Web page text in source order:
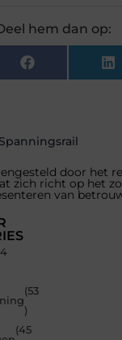
hem dan op:
Facebook
Spanningsrail
door het
zich richt op het
van
(53
)
(45